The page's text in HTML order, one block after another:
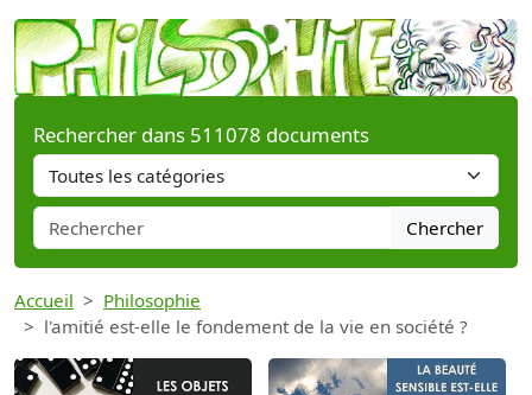
Rechercher dans 511078 documents
Chercher
Accueil
Philosophie
l'amitié est-elle le fondement de la vie en société ?